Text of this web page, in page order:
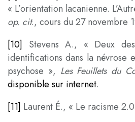
« L’orientation lacanienne.
op. cit., cours du 27 novembre
[10]
Stevens A., « Deux
identifications dans la névrose
psychose », Les Feuillets du
disponible sur internet.
[11] Laurent É., « Le racisme